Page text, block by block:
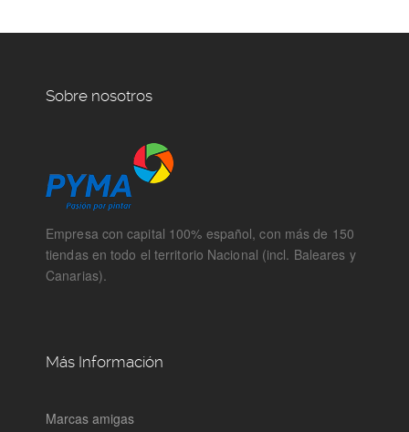
Sobre nosotros
Empresa con capital 100% español, con más de 150
tiendas en todo el territorio Nacional (incl. Baleares y
Canarias).
Más Información
Marcas amigas